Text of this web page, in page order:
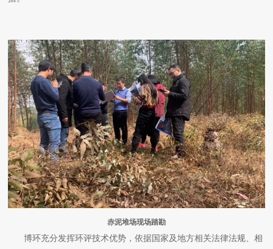
赤泥堆场现场踏勘
博环充分发挥环评技术优势，依据国家及地方相关法律法规、相